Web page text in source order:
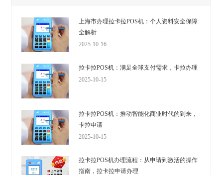
上海市办理拉卡拉POS机：个人资料安全保障
全解析
2025-10-16
拉卡拉POS机：满足全球支付需求，卡拉办理
2025-10-15
拉卡拉POS机：推动智能化商业时代的到来，
卡拉申请
2025-10-15
拉卡拉POS机办理流程：从申请到激活的操作
指南，拉卡拉申请办理